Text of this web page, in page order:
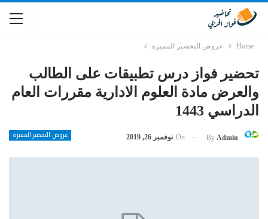
Home عروض التحضير المميزة
تحضير فواز درس تطبيقات على الطالب
والعرض مادة العلوم الادارية مقررات العام
الدراسي 1443
عروض التحضير المميزة By Admin
On نوفمبر 26, 2019